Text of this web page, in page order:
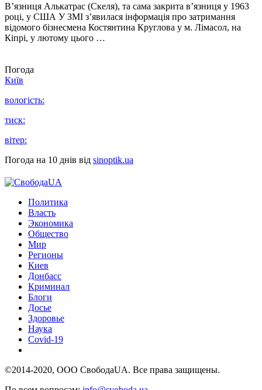
В’язниця Алькатрас (Скеля), та сама закрита в’язниця у 1963
році, у США У ЗМІ з’явилася інформація про затримання
відомого бізнесмена Костянтина Круглова у м. Лімасол, на
Кіпрі, у лютому цього …
Погода
Київ
вологість:
тиск:
вітер:
Погода на 10 днів від sinoptik.ua
Политика
Власть
Экономика
Общество
Мир
Регионы
Киев
Донбасс
Криминал
Блоги
Досье
Здоровье
Наука
Covid-19
©2014-2020, ООО СвободаUA. Все права защищены.